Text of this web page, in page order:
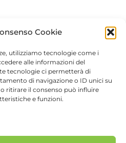
Cookie
utilizziamo tecnologie come i
alle informazioni del
tecnologie ci permetterà di
di navigazione o ID unici su
ritirare il consenso può influire
e funzioni.